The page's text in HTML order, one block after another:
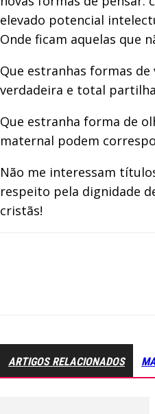
elevado potencial
Onde ficam aquelas que
Que estranhas formas
verdadeira e total
Que estranha forma de
maternal podem
Não me interessam
respeito pela dignidade
cristãs!
ARTIGOS RELACIONADOS